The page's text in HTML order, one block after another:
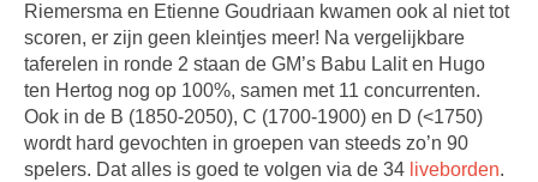
Riemersma en Etienne Goudriaan kwamen ook al niet tot
scoren, er zijn geen kleintjes meer! Na vergelijkbare
taferelen in ronde 2 staan de GM’s Babu Lalit en Hugo
ten Hertog nog op 100%, samen met 11 concurrenten.
Ook in de B (1850-2050), C (1700-1900) en D (<1750)
wordt hard gevochten in groepen van steeds zo’n 90
spelers. Dat alles is goed te volgen via de 34 liveborden.